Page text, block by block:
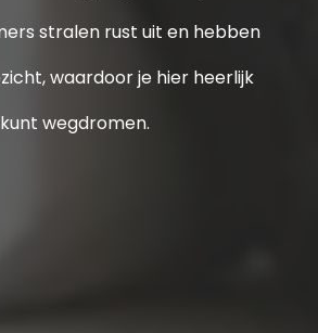
stralen rust uit en hebben
waardoor je hier heerlijk
kunt wegdromen.